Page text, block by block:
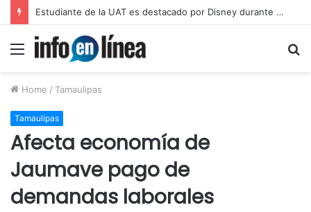
UAT proyecta alcanzar una matrícula de 45 mil estudiantes
Menu
Home / Tamaulipas
Tamaulipas
Afecta economía de
Jaumave pago de
demandas laborales